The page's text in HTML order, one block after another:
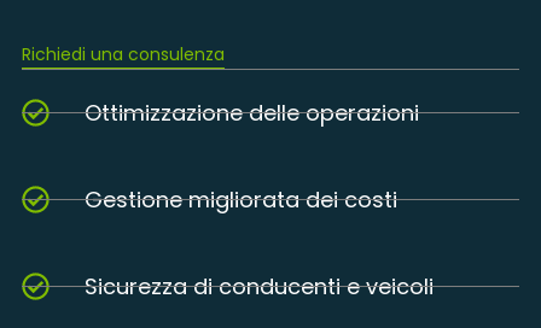
Richiedi una consulenza
Ottimizzazione delle operazioni
Gestione migliorata dei costi
Sicurezza di conducenti e veicoli